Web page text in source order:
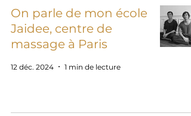
On parle de mon école
Jaidee, centre de
massage à Paris
12 déc. 2024 1 min de lecture